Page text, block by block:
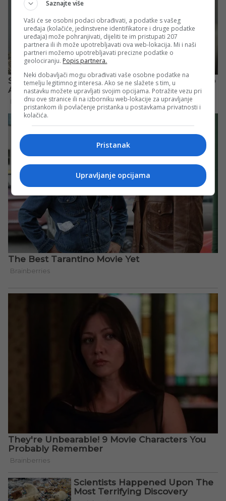
Saznajte više
Vaši će se osobni podaci obrađivati, a podatke s vašeg
uređaja (kolačiće, jedinstvene identifikatore i druge podatke
uređaja) može pohranjivati, dijeliti te im pristupati 207
partnera ili ih može upotrebljavati ova web-lokacija. Mi i naši
partneri možemo upotrebljavati precizne podatke o
geolociranju. Popis partnera.
Neki dobavljači mogu obrađivati vaše osobne podatke na
temelju legitimnog interesa. Ako se ne slažete s tim, u
nastavku možete upravljati svojim opcijama. Potražite vezu pri
dnu ove stranice ili na izborniku web-lokacije za upravljanje
pristankom ili povlačenje pristanka u postavkama privatnosti i
kolačića.
Pristanak
Upravljanje opcijama